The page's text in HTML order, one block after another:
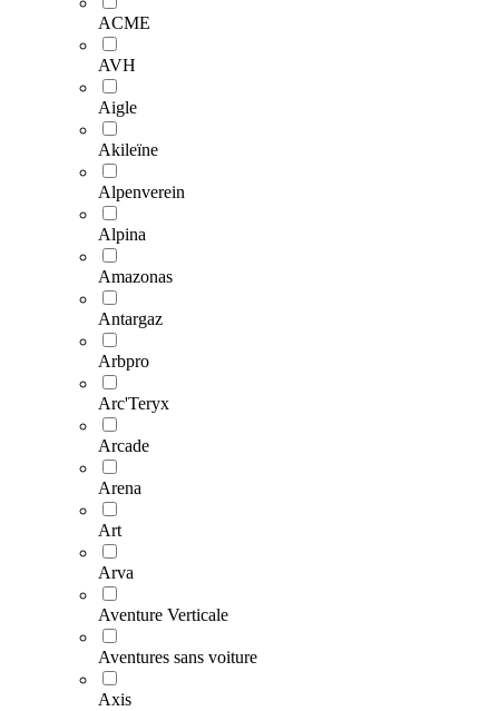
ACME
AVH
Aigle
Akileïne
Alpenverein
Alpina
Amazonas
Antargaz
Arbpro
Arc'Teryx
Arcade
Arena
Art
Arva
Aventure Verticale
Aventures sans voiture
Axis